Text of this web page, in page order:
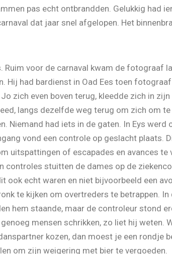
pas echt ontbrandden. Gelukkig had
dat jaar snel afgelopen. Het
voor de carnaval kwam de fotograaf
Hij had bardienst in Oad Ees toen
zich even boven terug, kleedde zich in
langs dezelfde weg terug om zich om
Niemand had iets in de gaten. In Eys werd
vond een controle op geslacht plaats.
uitspattingen of escapades en avances
controles stuitten de dames op de
ook echt waren en niet bijvoorbeeld een
te kijken om overtreders te betrappen.
hem staande, maar de controleur stond
mensen schrikken, zo liet hij weten.
kozen, dan moest je een rondje
om zijn weigering met bier te vergoeden.